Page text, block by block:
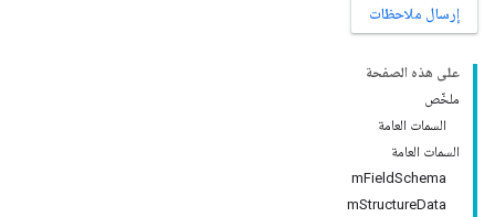
إرسال ملاحظات
على هذه الصفحة
ملخّص
السمات العامة
السمات العامة
mFieldSchema
mStructureData